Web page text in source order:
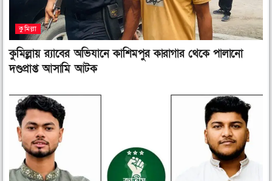
কুমিল্লা
কুমিল্লায় র‌্যাবের অভিযানে কাশিমপুর কারাগার থেকে পালানো
দণ্ডপ্রাপ্ত আসামি আটক